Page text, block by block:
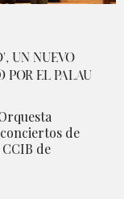
UN NUEVO
POR EL PALAU
de
de